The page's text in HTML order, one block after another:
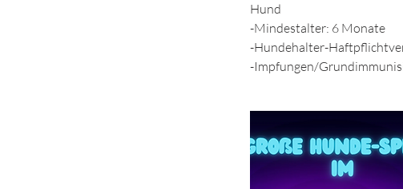
Hund
-Mindestalter: 6 Monate
-Hundehalter-
-Impfungen/